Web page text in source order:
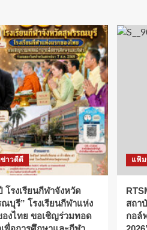
าวดีดี
โรงเรียนกีฬาจังหวัด
บุรี” โรงเรียนกีฬาแห่ง
องไทย ขอเชิญร่วมทอด
แฟ้
สถา
กอล์